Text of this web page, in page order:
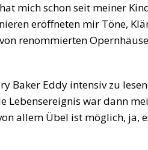
mich schon seit meiner
eröffneten mir Töne,
renommierten
Baker Eddy intensiv zu
Lebensereignis war dann
allem Übel ist möglich, ja,